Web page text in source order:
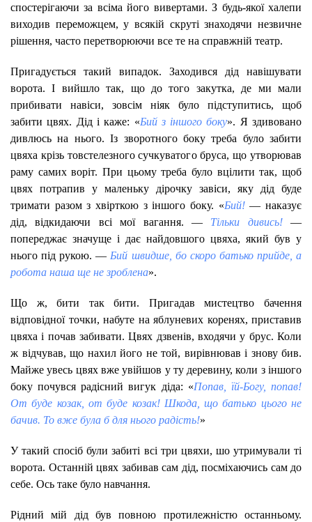
спостерігаючи за всіма його вивертами. З будь-якої халепи
виходив переможцем, у всякій скруті знаходячи незвичне
рішення, часто перетворюючи все те на справжній театр.
Пригадується такий випадок. Заходився дід навішувати
ворота. І вийшло так, що до того закутка, де ми мали
прибивати навіси, зовсім ніяк було підступитись, щоб
забити цвях. Дід і каже: «Бий з іншого боку». Я здивовано
дивлюсь на нього. Із зворотного боку треба було забити
цвяха крізь товстелезного сучкуватого бруса, що утворював
раму самих воріт. При цьому треба було вцілити так, щоб
цвях потрапив у маленьку дірочку завіси, яку дід буде
тримати разом з хвірткою з іншого боку. «Бий!— наказує
дід, відкидаючи всі мої вагання. — Тільки дивись!—
попереджає значуще і дає найдовшого цвяха, який був у
нього під рукою. — Бий швидше, бо скоро батько прийде, а
робота наша ще не зроблена».
Що ж, бити так бити. Пригадав мистецтво бачення
відповідної точки, набуте на яблуневих коренях, приставив
цвяха і почав забивати. Цвях дзвенів, входячи у брус. Коли
ж відчував, що нахил його не той, вирівнював і знову бив.
Майже увесь цвях вже увійшов у ту деревину, коли з іншого
боку почувся радісний вигук діда: «Попав, їй-Богу, попав!
От буде козак, от буде козак! Шкода, що батько цього не
бачив. То вже була б для нього радість!»
У такий спосіб були забиті всі три цвяхи, шо утримували ті
ворота. Останній цвях забивав сам дід, посміхаючись сам до
себе. Ось таке було навчання.
Рідний мій дід був повною протилежністю останньому.